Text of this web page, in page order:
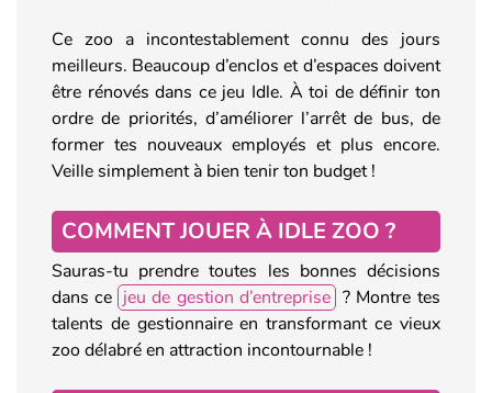
Ce zoo a incontestablement connu des jours
meilleurs. Beaucoup d’enclos et d’espaces doivent
être rénovés dans ce jeu Idle. À toi de définir ton
ordre de priorités, d’améliorer l’arrêt de bus, de
former tes nouveaux employés et plus encore.
Veille simplement à bien tenir ton budget !
COMMENT JOUER À IDLE ZOO ?
Sauras-tu prendre toutes les bonnes décisions
dans ce jeu de gestion d’entreprise ? Montre tes
talents de gestionnaire en transformant ce vieux
zoo délabré en attraction incontournable !